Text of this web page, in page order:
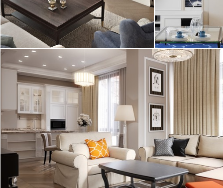
квартира, 96 м2
Американская классика
квартира, 80 м
01.01.2017
Интерьер гостиной с необычным сочетанием
бежевого и оранжевого неожиданно
контрастирует со светло-голубой ...
квартира, 120 м 2
Современная классика